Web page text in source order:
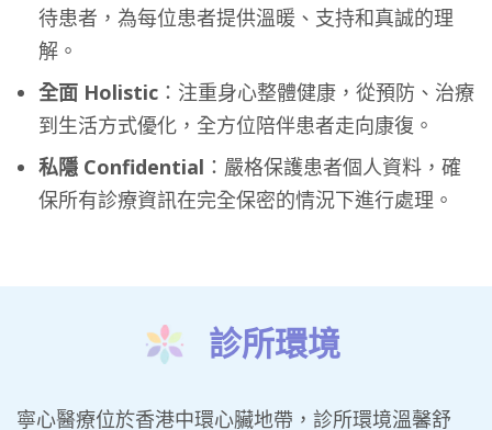
待患者，為每位患者提供溫暖、支持和真誠的理
解。
全面 Holistic ：注重身心整體健康，從預防、治療
到生活方式優化，全方位陪伴患者走向康復。
私隱 Confidential ：嚴格保護患者個人資料，確
保所有診療資訊在完全保密的情況下進行處理。
診所環境
寧心醫療位於香港中環心臟地帶，診所環境溫馨舒